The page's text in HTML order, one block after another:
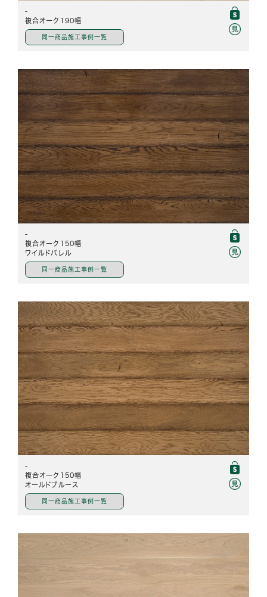
-
複合オーク190幅
同一商品施工事例一覧
-
複合オーク150幅
ワイルドバレル
同一商品施工事例一覧
-
複合オーク150幅
オールドブルース
同一商品施工事例一覧